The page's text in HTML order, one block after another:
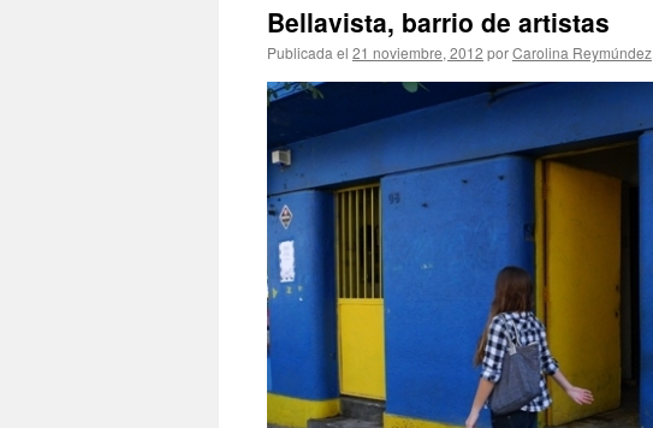
Bellavista, barrio de artistas
Publicada el 21 noviembre, 2012 porCarolina Reymúndez